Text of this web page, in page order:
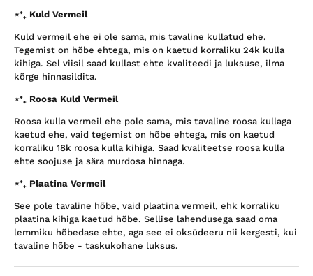
⋆⁺₊ Kuld Vermeil
Kuld vermeil ehe ei ole sama, mis tavaline kullatud ehe.
Tegemist on hõbe ehtega, mis on kaetud korraliku 24k kulla
kihiga. Sel viisil saad kullast ehte kvaliteedi ja luksuse, ilma
kõrge hinnasildita.
⋆⁺₊ Roosa Kuld Vermeil
Roosa kulla vermeil ehe pole sama, mis tavaline roosa kullaga
kaetud ehe, vaid tegemist on hõbe ehtega, mis on kaetud
korraliku 18k roosa kulla kihiga. Saad kvaliteetse roosa kulla
ehte soojuse ja sära murdosa hinnaga.
⋆⁺₊ Plaatina Vermeil
See pole tavaline hõbe, vaid plaatina vermeil, ehk korraliku
plaatina kihiga kaetud hõbe. Sellise lahendusega saad oma
lemmiku hõbedase ehte, aga see ei oksüdeeru nii kergesti, kui
tavaline hõbe - taskukohane luksus.